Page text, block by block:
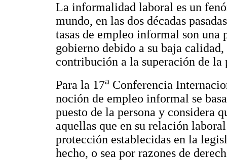
La informalidad laboral es un
mundo, en las dos décadas
tasas de empleo informal son una
gobierno debido a su baja
contribución a la superación de la
Para la 17a Conferencia
noción de empleo informal se
puesto de la persona y considera
aquellas que en su relación
protección establecidas en la
hecho, o sea por razones de